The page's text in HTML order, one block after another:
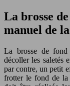
La brosse
manuel de
La brosse de fond
décoller les saletés
par contre, un petit
frotter le fond de la